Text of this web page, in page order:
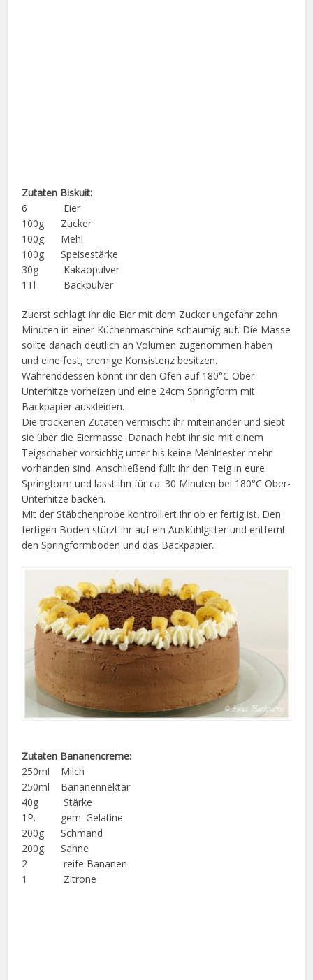
Zutaten Biskuit:
6 Eier
100g Zucker
100g Mehl
100g Speisestärke
30g Kakaopulver
1Tl Backpulver
Zuerst schlagt ihr die Eier mit dem Zucker ungefähr zehn
Minuten in einer Küchenmaschine schaumig auf. Die Masse
sollte danach deutlich an Volumen zugenommen haben
und eine fest, cremige Konsistenz besitzen.
Währenddessen könnt ihr den Ofen auf 180°C Ober-
Unterhitze vorheizen und eine 24cm Springform mit
Backpapier auskleiden.
Die trockenen Zutaten vermischt ihr miteinander und siebt
sie über die Eiermasse. Danach hebt ihr sie mit einem
Teigschaber vorsichtig unter bis keine Mehlnester mehr
vorhanden sind. Anschließend füllt ihr den Teig in eure
Springform und lasst ihn für ca. 30 Minuten bei 180°C Ober-
Unterhitze backen.
Mit der Stäbchenprobe kontrolliert ihr ob er fertig ist. Den
fertigen Boden stürzt ihr auf ein Auskühlgitter und entfernt
den Springformboden und das Backpapier.
Zutaten Bananencreme:
250ml Milch
250ml Bananennektar
40g Stärke
1P. gem. Gelatine
200g Schmand
200g Sahne
2 reife Bananen
1 Zitrone